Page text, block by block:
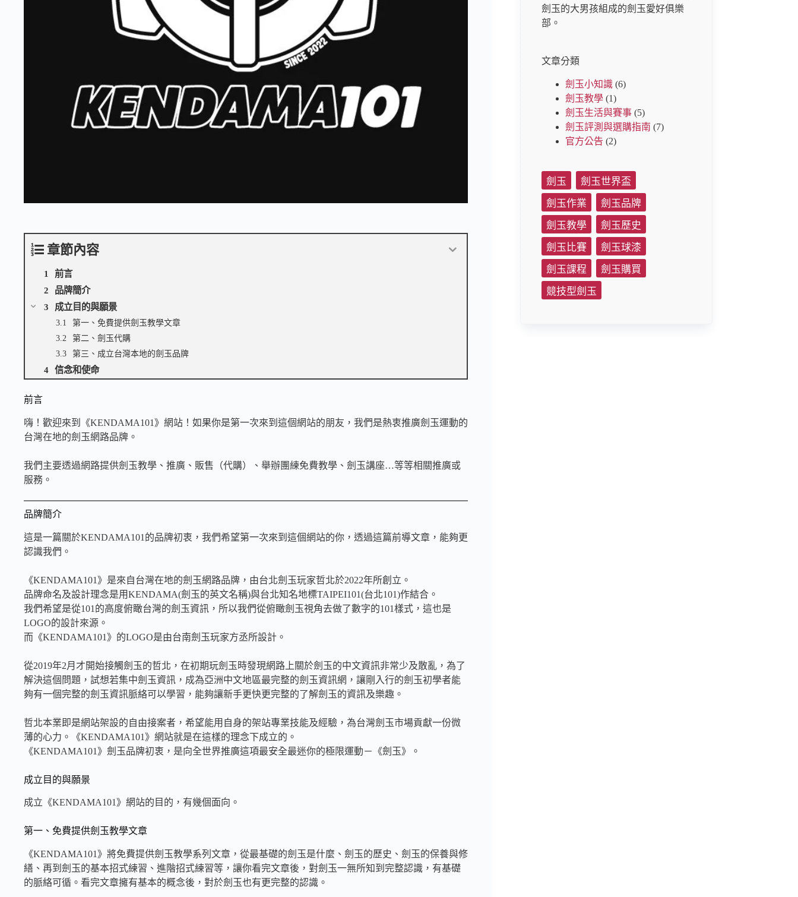
章節內容
前言
品牌簡介
成立目的與願景
第一、免費提供劍玉教學文章
第二、劍玉代購
第三、成立台灣本地的劍玉品牌
信念和使命
前言
嗨！歡迎來到《KENDAMA101》網站！如果你是第一次來到這個網站的朋友，我們是熱衷推廣劍玉運動的
台灣在地的劍玉網路品牌。
我們主要透過網路提供劍玉教學、推廣、販售（代購）、舉辦團練免費教學、劍玉講座…等等相關推廣或
服務。
品牌簡介
這是一篇關於KENDAMA101的品牌初衷，我們希望第一次來到這個網站的你，透過這篇前導文章，能夠更
認識我們。
《KENDAMA101》是來自台灣在地的劍玉網路品牌，由台北劍玉玩家哲北於2022年所創立。
品牌命名及設計理念是用KENDAMA(劍玉的英文名稱)與台北知名地標TAIPEI101(台北101)作結合。
我們希望是從101的高度俯瞰台灣的劍玉資訊，所以我們從俯瞰劍玉視角去做了數字的101樣式，這也是
LOGO的設計來源。
而《KENDAMA101》的LOGO是由台南劍玉玩家方丞所設計。
從2019年2月才開始接觸劍玉的哲北，在初期玩劍玉時發現網路上關於劍玉的中文資訊非常少及散亂，為了
解決這個問題，試想若集中劍玉資訊，成為亞洲中文地區最完整的劍玉資訊網，讓剛入行的劍玉初學者能
夠有一個完整的劍玉資訊脈絡可以學習，能夠讓新手更快更完整的了解劍玉的資訊及樂趣。
哲北本業即是網站架設的自由接案者，希望能用自身的架站專業技能及經驗，為台灣劍玉市場貢獻一份微
薄的心力。《KENDAMA101》網站就是在這樣的理念下成立的。
《KENDAMA101》劍玉品牌初衷，是向全世界推廣這項最安全最迷你的極限運動－《劍玉》。
成立目的與願景
成立《KENDAMA101》網站的目的，有幾個面向。
第一、免費提供劍玉教學文章
《KENDAMA101》將免費提供劍玉教學系列文章，從最基礎的劍玉是什麼、劍玉的歷史、劍玉的保養與修
繕、再到劍玉的基本招式練習、進階招式練習等，讓你看完文章後，對劍玉一無所知到完整認識，有基礎
的脈絡可循。看完文章擁有基本的概念後，對於劍玉也有更完整的認識。
劍玉的大男孩組成的劍玉愛好俱樂
部。
文章分類
劍玉小知識 (6)
劍玉教學 (1)
劍玉生活與賽事 (5)
劍玉評測與選購指南 (7)
官方公告 (2)
劍玉
劍玉世界盃
劍玉作業
劍玉品牌
劍玉教學
劍玉歷史
劍玉比賽
劍玉球漆
劍玉課程
劍玉購買
競技型劍玉